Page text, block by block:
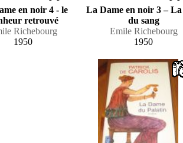
en noir 4 - le
retrouvé
Richebourg
1950
La Dame en noir 3 –
du sang
Emile Richebourg
1950